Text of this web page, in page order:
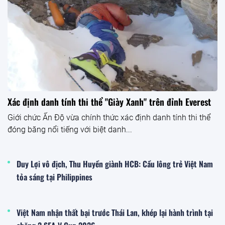
Xác định danh tính thi thể "Giày Xanh" trên đỉnh Everest
Giới chức Ấn Độ vừa chính thức xác định danh tính thi thể
đóng băng nổi tiếng với biệt danh...
Duy Lợi vô địch, Thu Huyền giành HCB: Cầu lông trẻ Việt Nam
tỏa sáng tại Philippines
Việt Nam nhận thất bại trước Thái Lan, khép lại hành trình tại